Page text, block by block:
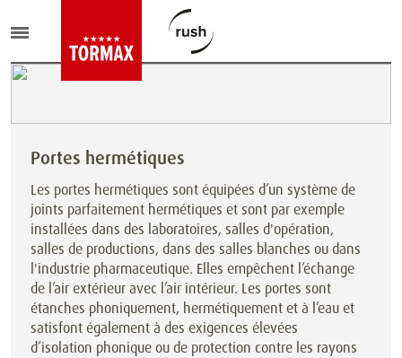
Portes hermétiques
Les portes hermétiques sont équipées d’un système de
joints parfaitement hermétiques et sont par exemple
installées dans des laboratoires, salles d'opération,
salles de productions, dans des salles blanches ou dans
l'industrie pharmaceutique. Elles empêchent l’échange
de l’air extérieur avec l’air intérieur. Les portes sont
étanches phoniquement, hermétiquement et à l’eau et
satisfont également à des exigences élevées
d’isolation phonique ou de protection contre les rayons